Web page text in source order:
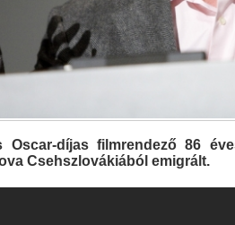
Oscar-díjas filmrendező 86
Csehszlovákiából emigrált.